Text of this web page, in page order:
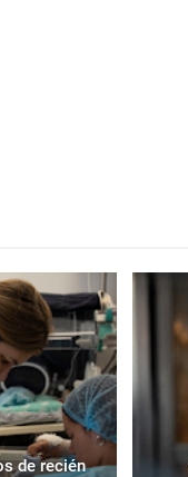
de recién